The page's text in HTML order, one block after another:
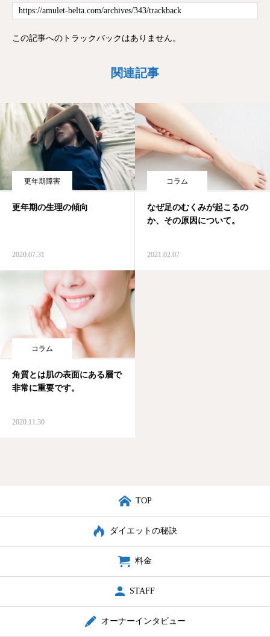
この記事へのトラックバックはありません。
関連記事
更年期障害
更年期の生理の傾向
2020.07.31
コラム
なぜ足のむくみが起こるの
か、その原因について。
2021.02.07
コラム
角質とは肌の表面にある層で
非常に重要です。
2020.11.30
TOP
ダイエットの秘訣
料金
STAFF
オーナーインタビュー